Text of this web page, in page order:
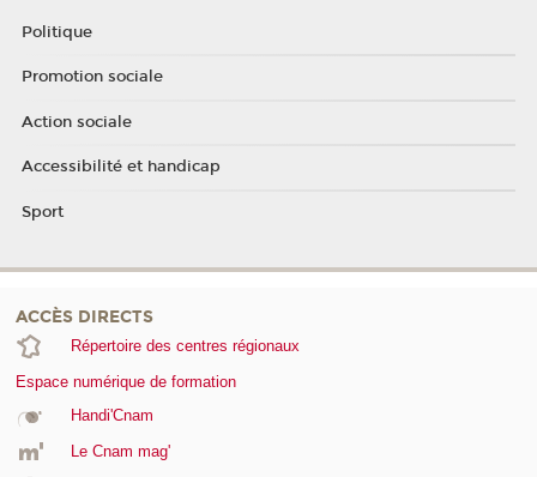
Politique
Promotion sociale
Action sociale
Accessibilité et handicap
Sport
ACCÈS DIRECTS
Répertoire des centres régionaux
Espace numérique de formation
Handi'Cnam
Le Cnam mag'